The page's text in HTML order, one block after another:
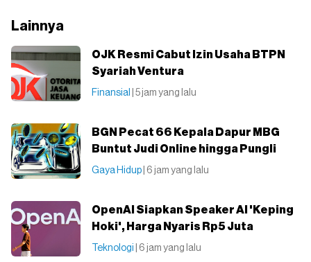
Lainnya
OJK Resmi Cabut Izin Usaha BTPN
Syariah Ventura
Finansial | 5 jam yang lalu
BGN Pecat 66 Kepala Dapur MBG
Buntut Judi Online hingga Pungli
Gaya Hidup | 6 jam yang lalu
OpenAI Siapkan Speaker AI 'Keping
Hoki', Harga Nyaris Rp5 Juta
Teknologi | 6 jam yang lalu